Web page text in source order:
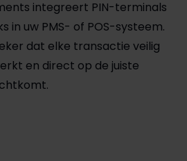
integreert PIN-terminals
in uw PMS- of POS-systeem.
dat elke transactie veilig
en direct op de juiste